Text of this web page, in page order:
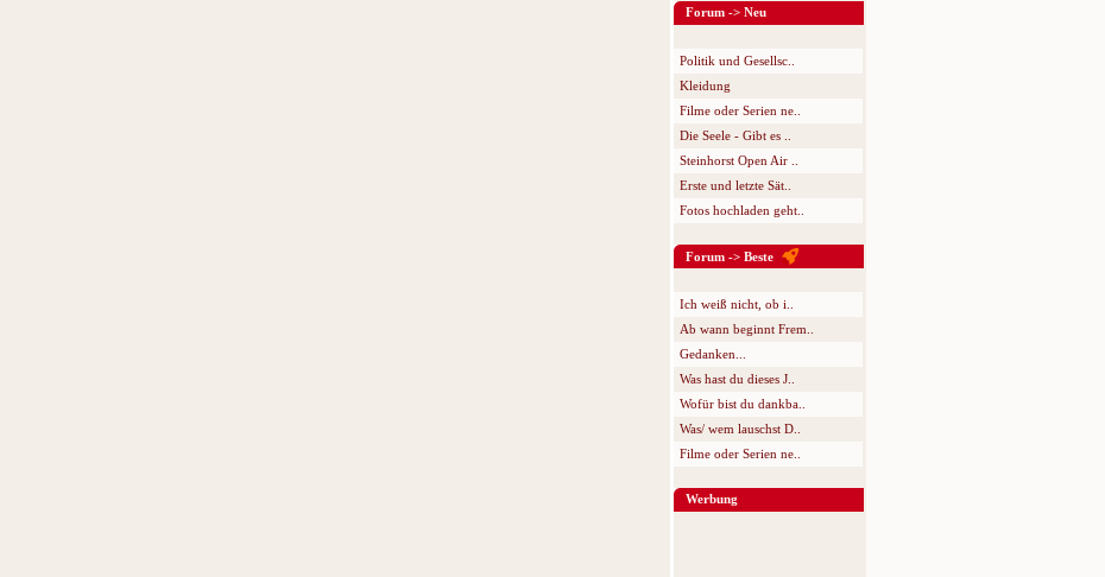
Forum -> Neu
Politik und Gesellsc..
Kleidung
Filme oder Serien ne..
Die Seele - Gibt es ..
Steinhorst Open Air ..
Erste und letzte Sät..
Fotos hochladen geht..
Forum -> Beste
Ich weiß nicht, ob i..
Ab wann beginnt Frem..
Gedanken...
Was hast du dieses J..
Wofür bist du dankba..
Was/ wem lauschst D..
Filme oder Serien ne..
Werbung